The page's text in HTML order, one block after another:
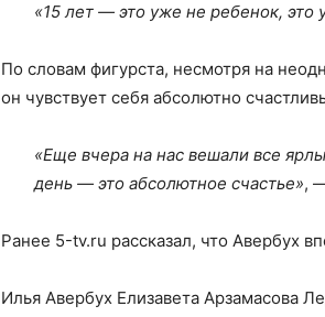
«15 лет — это уже не ребенок,
По словам фигурста, несмотря на
он чувствует себя абсолютно
«Еще вчера на нас вешали все
день — это абсолютное счастье»,
Ранее 5-tv.ru рассказал, что Авербух
Илья Авербух Елизавета Арзамасова